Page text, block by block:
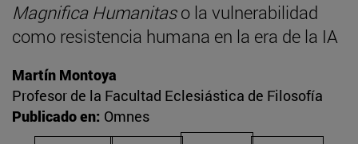
Magnifica Humanitaso la vulnerabilidad
como resistencia humana en la era de la IA
Martín Montoya
Profesor de la Facultad Eclesiástica de Filosofía
Publicado en: Omnes